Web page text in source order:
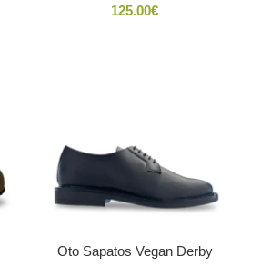
125.00€
Oto Sapatos Vegan Derby